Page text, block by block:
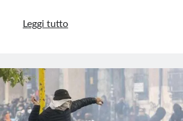
Leggi tuttoYahya
“macellaio
Gaza”